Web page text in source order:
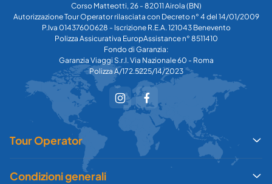
Corso Matteotti, 26 - 82011 Airola (BN)
Autorizzazione Tour Operator rilasciata con Decreto n° 4 del 14/01/2009
P.Iva 01437600628 - Iscrizione R.E.A. 121043 Benevento
Polizza Assicurativa EuropAssistance n° 8511410
Fondo di Garanzia:
Garanzia Viaggi S.r.l. Via Nazionale 60 - Roma
Polizza A/172.5225/14/2023
Tour Operator
Condizioni generali